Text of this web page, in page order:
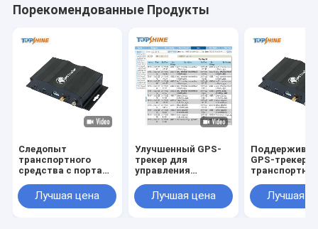
Порекомендованные Продукты
Следопыт
транспортного
средства с портами
связи 2G/3G/4G,
сигнализацией
Лучшая цена
Улучшенный GPS-
трекер для
управления
с дополнительным
идентификатором
Лучшая цена
GPS-трекер
SOS иЛучшая